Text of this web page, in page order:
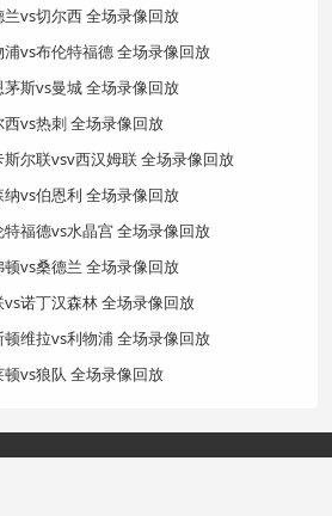
vs切尔西 全场录像回放
vs布伦特福德 全场录像回放
斯vs曼城 全场录像回放
vs热刺 全场录像回放
尔联vsv西汉姆联 全场录像回放
vs伯恩利 全场录像回放
福德vs水晶宫 全场录像回放
vs桑德兰 全场录像回放
诺丁汉森林 全场录像回放
维拉vs利物浦 全场录像回放
vs狼队 全场录像回放